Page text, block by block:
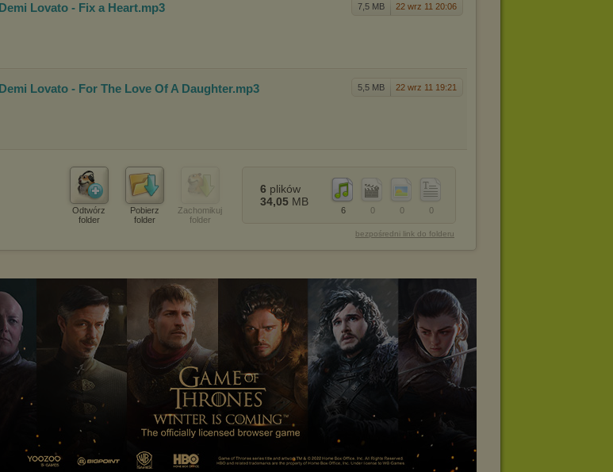
7,5 MB 22 wrz 11 20:06
Demi Lovato - Fix a Heart.mp3
5,5 MB 22 wrz 11 19:21
Demi Lovato - For The Love Of A Daughter.mp3
Odtwórz
folder
Pobierz
folder
Zachomikuj
folder
0
0
0
6
6 plików
34,05 MB
bezpośredni link do folderu